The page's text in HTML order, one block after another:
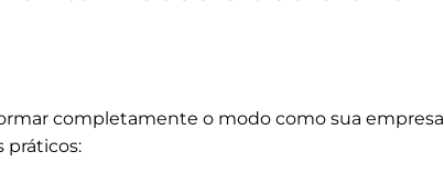
completamente o modo como sua empresa
práticos: